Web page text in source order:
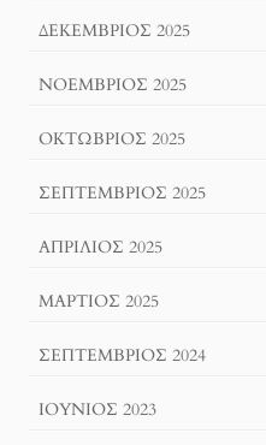
ΔΕΚΈΜΒΡΙΟΣ 2025
ΝΟΈΜΒΡΙΟΣ 2025
ΟΚΤΏΒΡΙΟΣ 2025
ΣΕΠΤΈΜΒΡΙΟΣ 2025
ΑΠΡΊΛΙΟΣ 2025
ΜΆΡΤΙΟΣ 2025
ΣΕΠΤΈΜΒΡΙΟΣ 2024
ΙΟΎΝΙΟΣ 2023